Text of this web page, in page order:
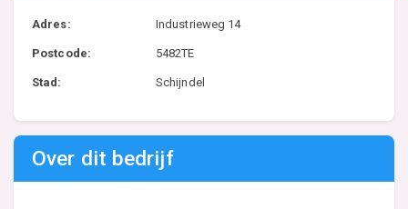
Adres: Industrieweg 14
Postcode: 5482TE
Stad: Schijndel
Over dit bedrijf